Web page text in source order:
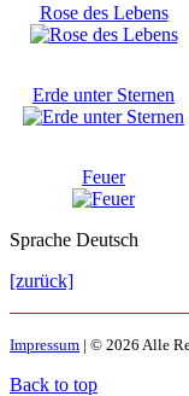
Rose des Lebens
Erde unter Sternen
Feuer
Sprache Deutsch
[zurück]
Impressum | © 2026 Alle
Back to top